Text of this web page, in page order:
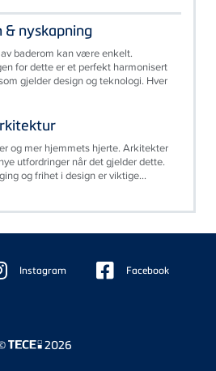
& nyskapning
baderom kan være enkelt.
for dette er et perfekt harmonisert
gjelder design og teknologi. Hver
og mer hjemmets hjerte. Arkitekter
utfordringer når det gjelder dette.
og frihet i design er viktige...
Instagram Facebook
2026